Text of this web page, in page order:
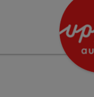
Accesskey
Accesskey